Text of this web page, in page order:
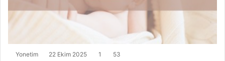
Yonetim 22 Ekim 2025 1 53